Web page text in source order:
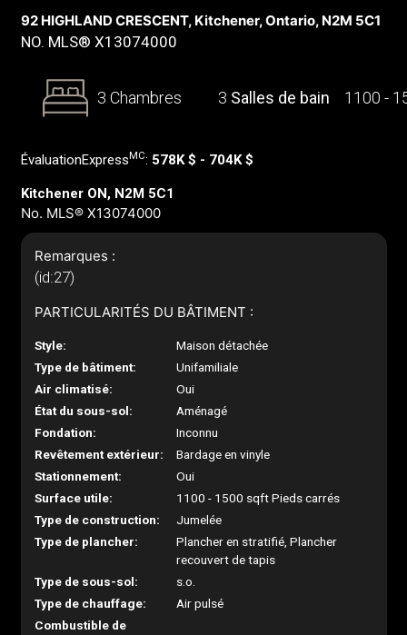
92 HIGHLAND CRESCENT, Kitchener, Ontario, N2M 5C1
NO. MLS® X13074000
3 Chambres 3 Salles de bain 1100 -
ÉvaluationExpress MC: 578K $ - 704K $
Kitchener ON, N2M 5C1
No. MLS® X13074000
Remarques :
(id:27)
PARTICULARITÉS DU BÂTIMENT :
Style:
Maison détachée
Type de bâtiment:
Unifamiliale
Air climatisé:
Oui
État du sous-sol:
Aménagé
Fondation:
Inconnu
Revêtement extérieur:
Bardage en vinyle
Stationnement:
Oui
Surface utile:
1100 - 1500 sqft Pieds carrés
Type de construction:
Jumelée
Type de plancher:
Plancher en stratifié, Plancher
recouvert de tapis
Type de sous-sol:
s.o.
Type de chauffage:
Air pulsé
Combustible de